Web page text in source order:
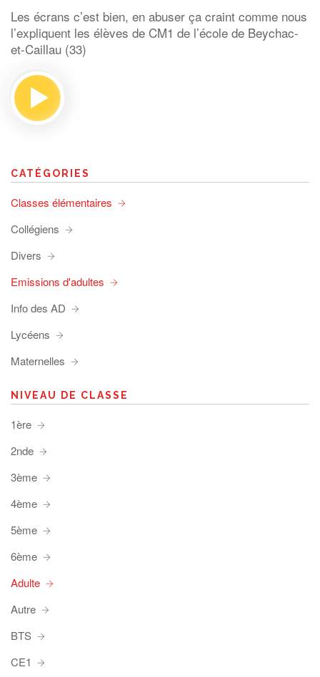
Les écrans c’est bien, en abuser ça craint comme nous
l’expliquent les élèves de CM1 de l’école de Beychac-
et-Caillau (33)
CATÉGORIES
Classes élémentaires
Collégiens
Divers
Emissions d'adultes
Info des AD
Lycéens
Maternelles
NIVEAU DE CLASSE
1ère
2nde
3ème
4ème
5ème
6ème
Adulte
Autre
BTS
CE1